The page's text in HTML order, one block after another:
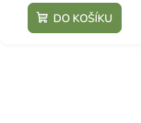
DO KOŠÍKU